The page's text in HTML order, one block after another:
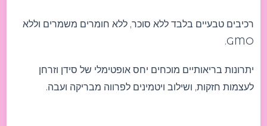
רכיבים טבעיים בלבד ללא סוכר, ללא חומרים משמרים וללא
GMO.
יתרונות בריאותיים מוכחים יחס אופטימלי של סידן וזרחן
לעצמות חזקות, ושילוב ויטמינים לפרווה מבריקה ועבה.